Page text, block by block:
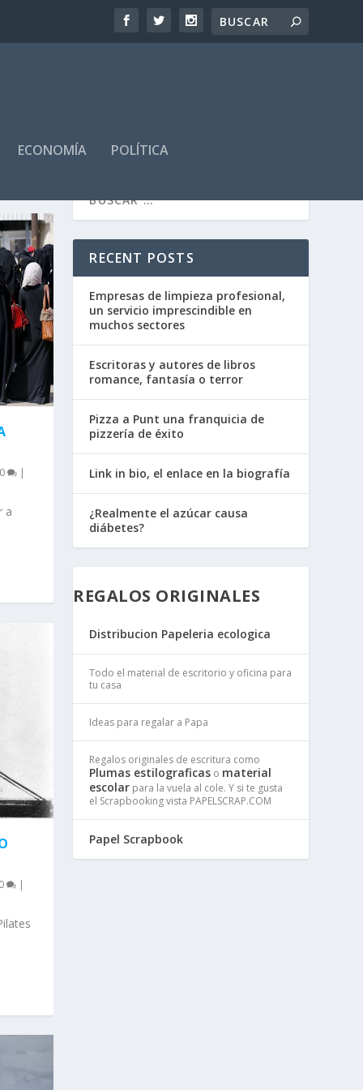
ECONOMÍA POLÍTICA
|
a
|
RECENT POSTS
Empresas de limpieza profesional,
un servicio imprescindible en
muchos sectores
Escritoras y autores de libros
romance, fantasía o terror
Pizza a Punt una franquicia de
pizzería de éxito
Link in bio, el enlace en la biografía
¿Realmente el azúcar causa
diábetes?
REGALOS ORIGINALES
Distribucion Papeleria ecologica
Todo el material de escritorio y oficina para
tu casa
Ideas para regalar a Papa
Regalos originales de escritura como
Plumas estilograficas o material
escolar para la vuela al cole. Y si te gusta
el Scrapbooking vista PAPELSCRAP.COM
Papel Scrapbook